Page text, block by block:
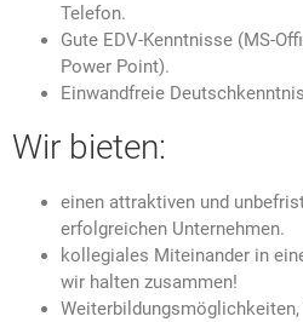
Telefon.
Gute EDV-Kenntnisse (MS-
Power Point).
Einwandfreie
Wir bieten:
einen attraktiven und
erfolgreichen Unternehmen.
kollegiales Miteinander in
wir halten zusammen!